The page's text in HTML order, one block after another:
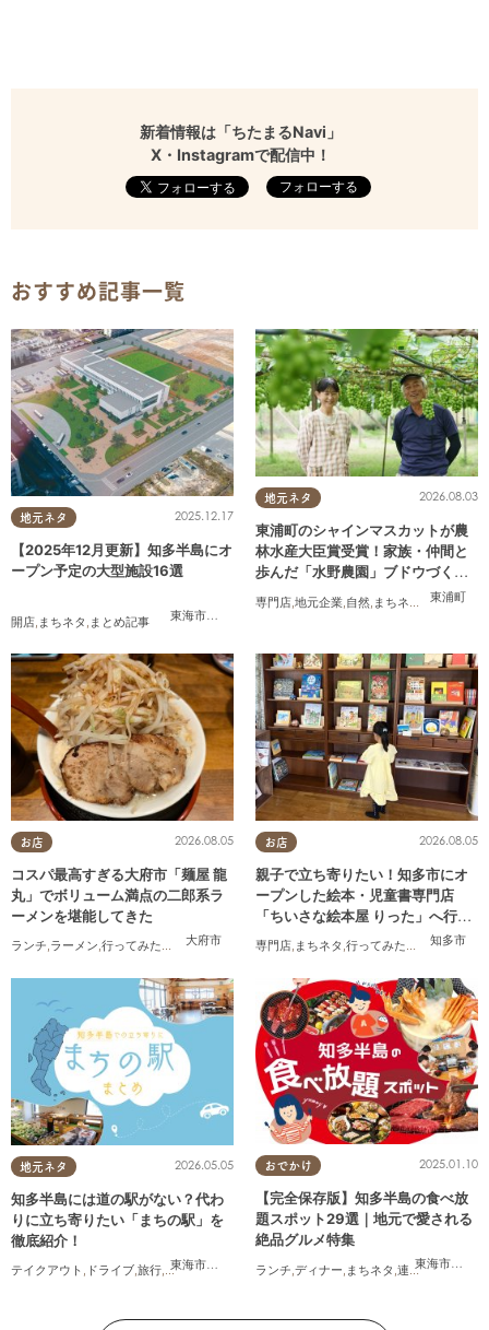
新着情報は「ちたまるNavi」
X・Instagramで配信中！
フォローする
おすすめ記事一覧
地元ネタ
東海市
,大府市
2025.12.17
【2025年12月更新】知多半島にオ
ープン予定の大型施設16選
開店 まちネタ まとめ記事
地元ネタ
東浦町
2026.08.03
東浦町のシャインマスカットが農
林水産大臣賞受賞！家族・仲間と
歩んだ「水野農園」ブドウづくり
の軌跡
専門店,地元企業,自然, まちネタ 季節ネタ
お店
大府市
2026.08.05
コスパ最高すぎる大府市「麺屋 龍
丸」でボリューム満点の二郎系ラ
ーメンを堪能してきた
ランチ,ラーメン,行ってみたレポ ,おひとりさま,コスパ抜群
お店
知多市
2026.08.05
親子で立ち寄りたい！知多市にオ
ープンした絵本・児童書専門店
「ちいさな絵本屋 りった」へ行っ
てみた
専門店, まちネタ ,行ってみたレポ ,親子,家族
地元ネタ
東海市武豊町 美浜町
2026.05.05
知多半島には道の駅がない？代わ
りに立ち寄りたい「まちの駅」を
徹底紹介！
テイクアウト , ドライブ,旅行,観光,自然
おでかけ
東海市
,大府
2025.01.10
【完全保存版】知多半島の食べ放
題スポット29選｜地元で愛される
絶品グルメ特集
ランチ ディナー まちネタ 連載 ,コスパ抜群